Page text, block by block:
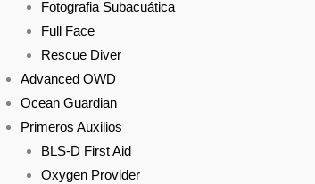
Fotografia Subacuática
Full Face
Rescue Diver
Advanced OWD
Ocean Guardian
Primeros Auxilios
BLS-D First Aid
Oxygen Provider